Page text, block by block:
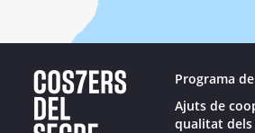
Programa
Ajuts de
qualitat